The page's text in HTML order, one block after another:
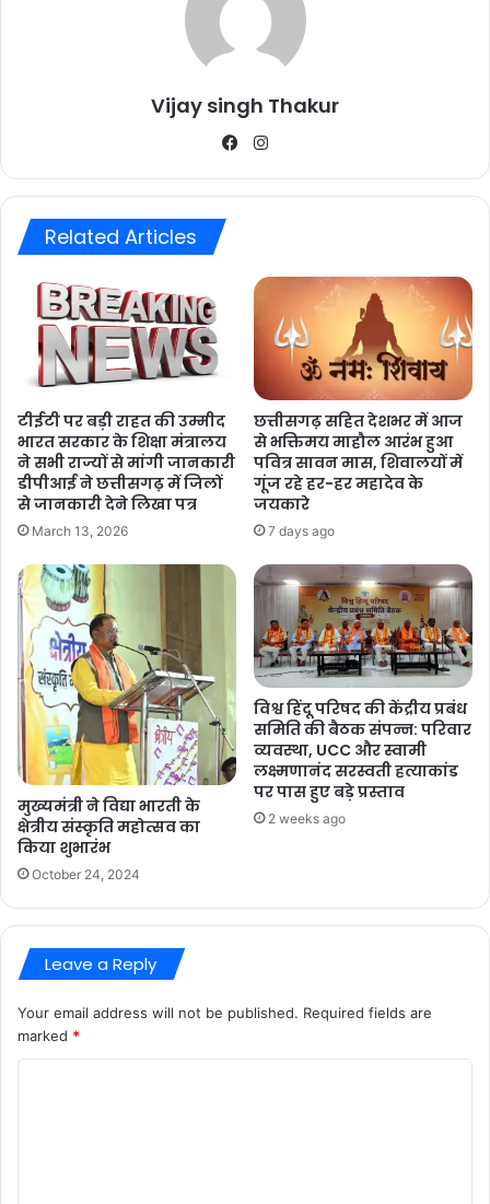
Vijay singh Thakur
Facebook
Related Articles
टीईटी पर बड़ी राहत की उम्मीद
भारत सरकार के शिक्षा मंत्रालय
ने सभी राज्यों से मांगी जानकारी
डीपीआई ने छत्तीसगढ़ में जिलों
से जानकारी देने लिखा पत्र
March 13, 2026
छत्तीसगढ़ सहित देशभर में आज
से भक्तिमय माहौल आरंभ हुआ
पवित्र सावन मास, शिवालयों में
गूंज रहे हर-हर महादेव के
जयकारे
7 days ago
मुख्यमंत्री ने विद्या भारती के
क्षेत्रीय संस्कृति महोत्सव का
किया शुभारंभ
October 24, 2024
विश्व हिंदू परिषद की केंद्रीय प्रबंध
समिति की बैठक संपन्न: परिवार
व्यवस्था, UCC और स्वामी
लक्ष्मणानंद सरस्वती हत्याकांड
पर पास हुए बड़े प्रस्ताव
2 weeks ago
Leave a Reply
Your email address will not be published. Required fields are
marked *